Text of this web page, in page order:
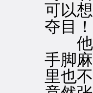
可以
夺目！
他像
手脚
里也